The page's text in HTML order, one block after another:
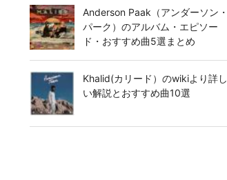
Anderson Paak（アンダーソン・
パーク）のアルバム・エピソー
ド・おすすめ曲5選まとめ
Khalid(カリード）のwikiより詳し
い解説とおすすめ曲10選